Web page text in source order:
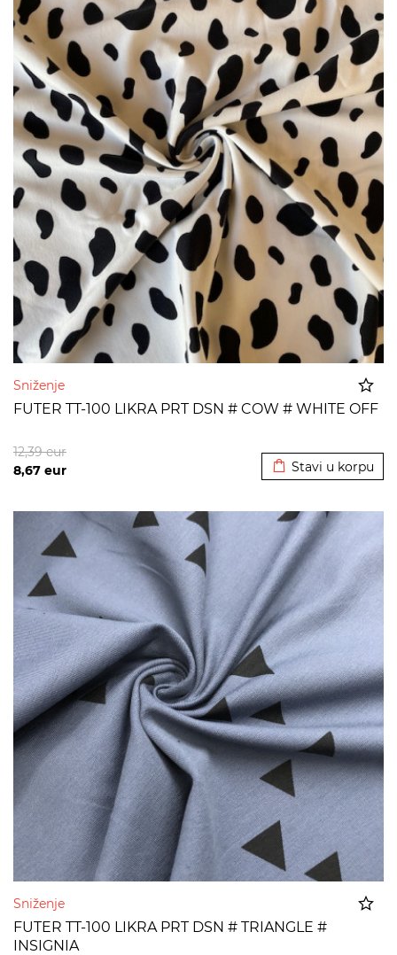
Sniženje
FUTER TT-100 LIKRA PRT DSN # COW # WHITE OFF
8,67 eur
12,39eur
Stavi u korpu
Sniženje
FUTER TT-100 LIKRA PRT DSN # TRIANGLE #
INSIGNIA